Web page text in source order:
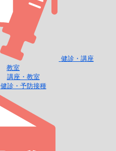
健診・講座
教室
講座・教室
健診・予防接種